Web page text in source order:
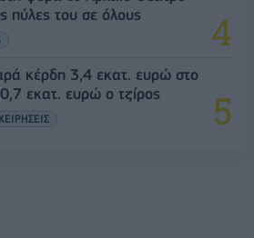
πύλες του σε όλους
κέρδη 3,4 εκατ. ευρώ στο
εκατ. ευρώ ο τζίρος